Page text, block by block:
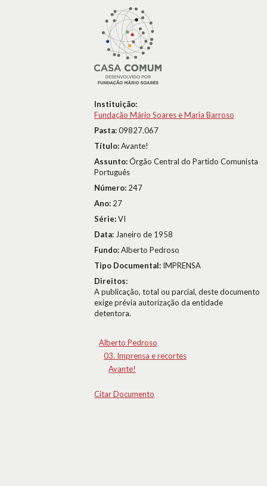
Instituição:
Fundação Mário Soares e Maria Barroso
Pasta:09827.067
Título:Avante!
Assunto:Órgão Central do Partido Comunista
Português
Número: 247
Ano: 27
Série:VI
Data: Janeiro de 1958
Fundo:Alberto Pedroso
Tipo Documental: IMPRENSA
Direitos:
A publicação, total ou parcial, deste documento
exige prévia autorização da entidade
detentora.
Alberto Pedroso
03. Imprensa e recortes
Avante!
Citar Documento